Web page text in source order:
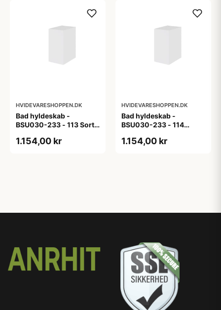
HVIDEVARESHOPPEN.DK
Bad hyldeskab -
BSU030-233 - 113 Sort
1.154,00 kr
HVIDEVARESHOPPEN.DK
Bad hyldeskab -
BSU030-233 - 114
m/eg ABS-kant
1.154,00 kr